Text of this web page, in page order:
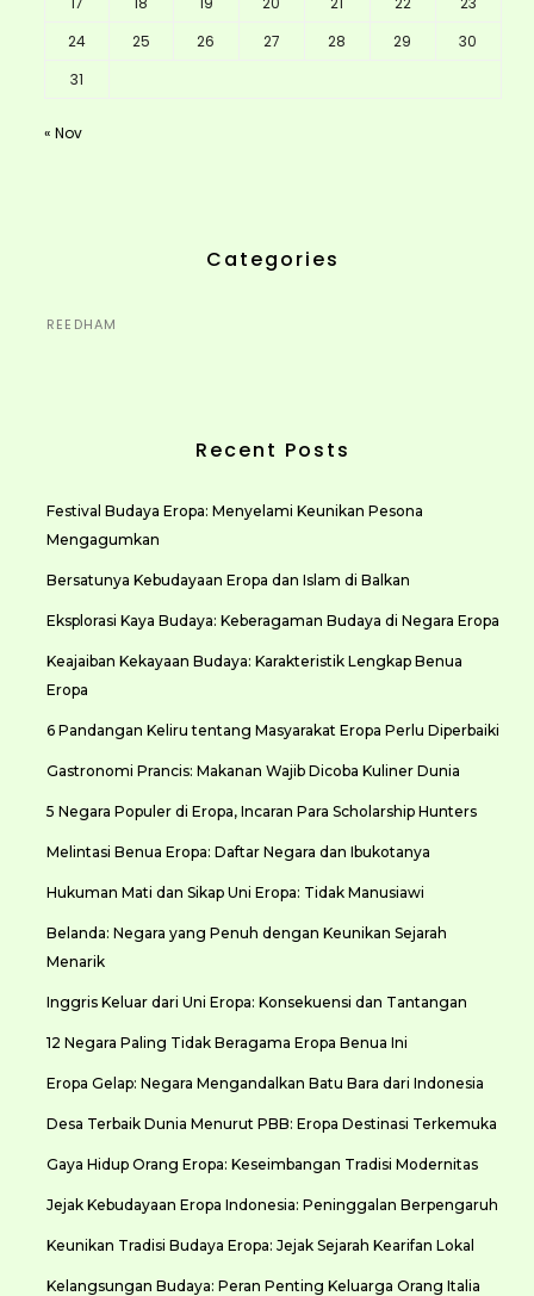
24
25 26 27 28 29
30
31
« Nov
Categories
REEDHAM
Recent Posts
Festival Budaya Eropa: Menyelami Keunikan Pesona
Mengagumkan
Bersatunya Kebudayaan Eropa dan Islam di Balkan
Eksplorasi Kaya Budaya: Keberagaman Budaya di Negara Eropa
Keajaiban Kekayaan Budaya: Karakteristik Lengkap Benua
Eropa
6 Pandangan Keliru tentang Masyarakat Eropa Perlu Diperbaiki
Gastronomi Prancis: Makanan Wajib Dicoba Kuliner Dunia
5 Negara Populer di Eropa, Incaran Para Scholarship Hunters
Melintasi Benua Eropa: Daftar Negara dan Ibukotanya
Hukuman Mati dan Sikap Uni Eropa: Tidak Manusiawi
Belanda: Negara yang Penuh dengan Keunikan Sejarah
Menarik
Inggris Keluar dari Uni Eropa: Konsekuensi dan Tantangan
12 Negara Paling Tidak Beragama Eropa Benua Ini
Eropa Gelap: Negara Mengandalkan Batu Bara dari Indonesia
Desa Terbaik Dunia Menurut PBB: Eropa Destinasi Terkemuka
Gaya Hidup Orang Eropa: Keseimbangan Tradisi Modernitas
Jejak Kebudayaan Eropa Indonesia: Peninggalan Berpengaruh
Keunikan Tradisi Budaya Eropa: Jejak Sejarah Kearifan Lokal
Kelangsungan Budaya: Peran Penting Keluarga Orang Italia